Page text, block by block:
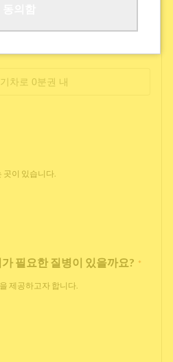
곳이 있습니다.
필요한 질병이 있을까요? *
제공하고자 합니다.